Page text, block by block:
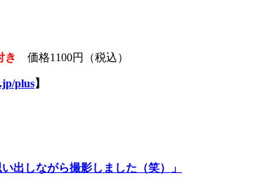
き 価格1100円（税込）
plus】
出しながら撮影しました（笑）」